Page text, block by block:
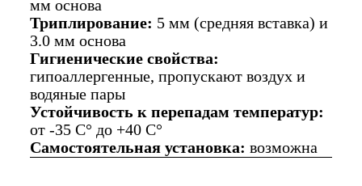
мм основа
Триплирование: 5 мм (средняя вставка) и
3.0 мм основа
Гигиенические свойства:
гипоаллергенные, пропускают воздух и
водяные пары
Устойчивость к перепадам температур:
от -35 C° до +40 C°
Самостоятельная установка: возможна